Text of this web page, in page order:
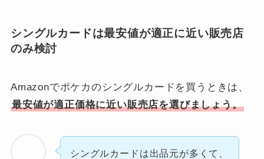
シングルカードは最安値が適正に近い販売店
のみ検討
Amazonでポケカのシングルカードを買うときは、
最安値が適正価格に近い販売店を選びましょう。
シングルカードは出品元が多くて、